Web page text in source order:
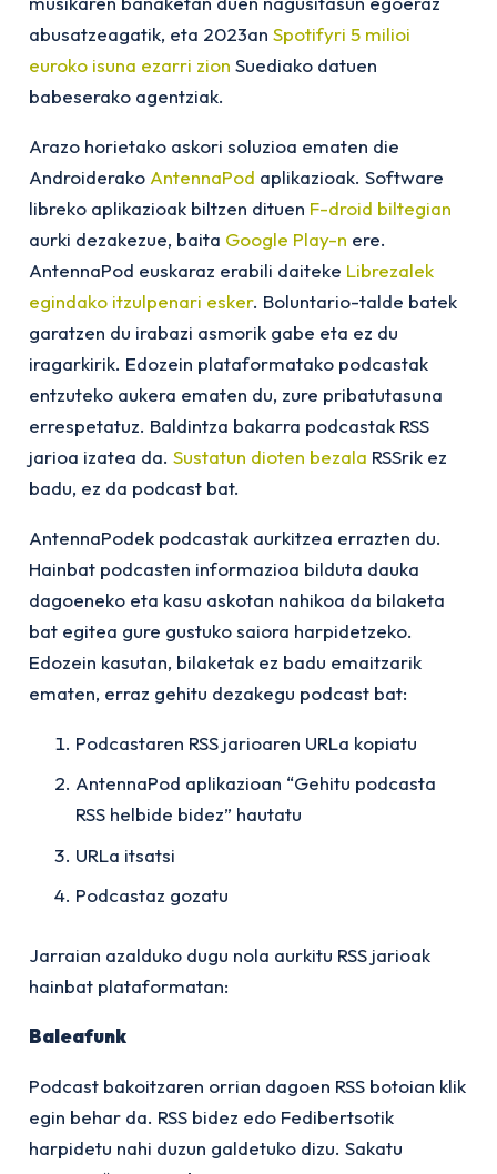
abusatzeagatik, eta 2023an Spotifyri 5 milioi
euroko isuna ezarri zion Suediako datuen
babeserako agentziak.
Arazo horietako askori soluzioa ematen die
Androiderako AntennaPod aplikazioak. Software
libreko aplikazioak biltzen dituen F-droid biltegian
aurki dezakezue, baita Google Play-n ere.
AntennaPod euskaraz erabili daiteke Librezalek
egindako itzulpenari esker. Boluntario-talde batek
garatzen du irabazi asmorik gabe eta ez du
iragarkirik. Edozein plataformatako podcastak
entzuteko aukera ematen du, zure pribatutasuna
errespetatuz. Baldintza bakarra podcastak RSS
jarioa izatea da. Sustatun dioten bezala RSSrik ez
badu, ez da podcast bat.
AntennaPodek podcastak aurkitzea errazten du.
Hainbat podcasten informazioa bilduta dauka
dagoeneko eta kasu askotan nahikoa da bilaketa
bat egitea gure gustuko saiora harpidetzeko.
Edozein kasutan, bilaketak ez badu emaitzarik
ematen, erraz gehitu dezakegu podcast bat:
Podcastaren RSS jarioaren URLa kopiatu
AntennaPod aplikazioan “Gehitu podcasta
RSS helbide bidez” hautatu
URLa itsatsi
Podcastaz gozatu
Jarraian azalduko dugu nola aurkitu RSS jarioak
hainbat plataformatan:
Baleafunk
Podcast bakoitzaren orrian dagoen RSS botoian klik
egin behar da. RSS bidez edo Fedibertsotik
harpidetu nahi duzun galdetuko dizu. Sakatu